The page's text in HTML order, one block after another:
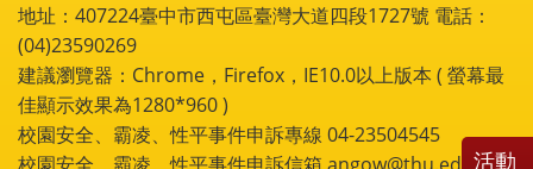
地址：407224臺中市西屯區臺灣大道四段1727號 電話：
(04)23590269
建議瀏覽器：Chrome，Firefox，IE10.0以上版本 ( 螢幕最
佳顯示效果為1280*960 )
校園安全、霸凌、性平事件申訴專線 04-23504545
校園安全、霸凌、性平事件申訴信箱 angow@thu.edu.tw
活動